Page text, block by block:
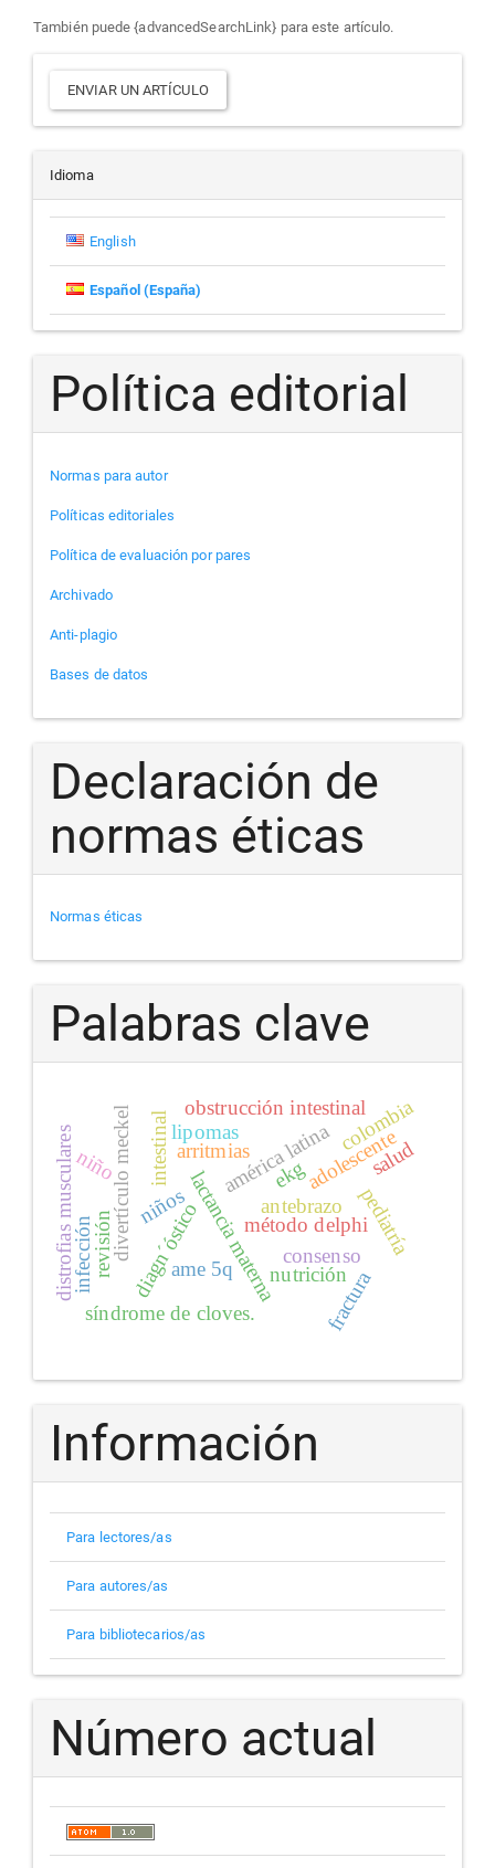
También puede {advancedSearchLink} para este artículo.
Enviar
un
artículo
ENVIAR UN ARTÍCULO
Idioma
English
Español (España)
Política editorial
Normas para autor
Políticas editoriales
Política de evaluación por pares
Archivado
Anti-plagio
Bases de datos
Declaración de
normas éticas
Normas éticas
Palabras clave
método delphi
consenso
lactancia maternanutrición
ekg
niños
arritmias
diagn´óstico
américa latina
ame 5q
divertículo meckel intestinal
obstrucción intestinal
pediatría
fractura
antebrazo
niño adolescente
lipomas
síndrome de cloves.
distrofias musculares revisión
colombia
salud
infección
Información
Para lectores/as
Para autores/as
Para bibliotecarios/as
Número actual